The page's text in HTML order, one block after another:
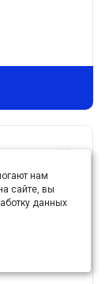
нам
сайте, вы
данных